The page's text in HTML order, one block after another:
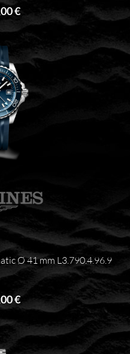
€
Ø 41 mm L3.790.4.96.9
€